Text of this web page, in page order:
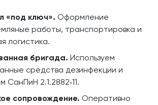
«под ключ». Оформление
работы, транспортировка и
логистика.
бригада. Используем
средства дезинфекции и
СанПиН 2.1.2882‑11.
сопровождение. Оперативно